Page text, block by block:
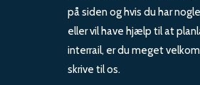
på siden og hvis du har
eller vil have hjælp til at
interrail, er du meget
skrive til os.